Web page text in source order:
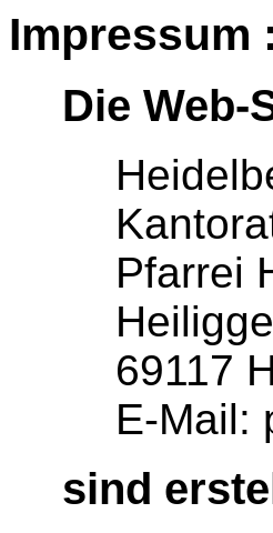
Impressum :
Die Web-
Pfarrei
69117
E-Mail:
sind